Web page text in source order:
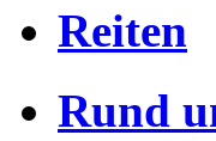
Reiten
Rund